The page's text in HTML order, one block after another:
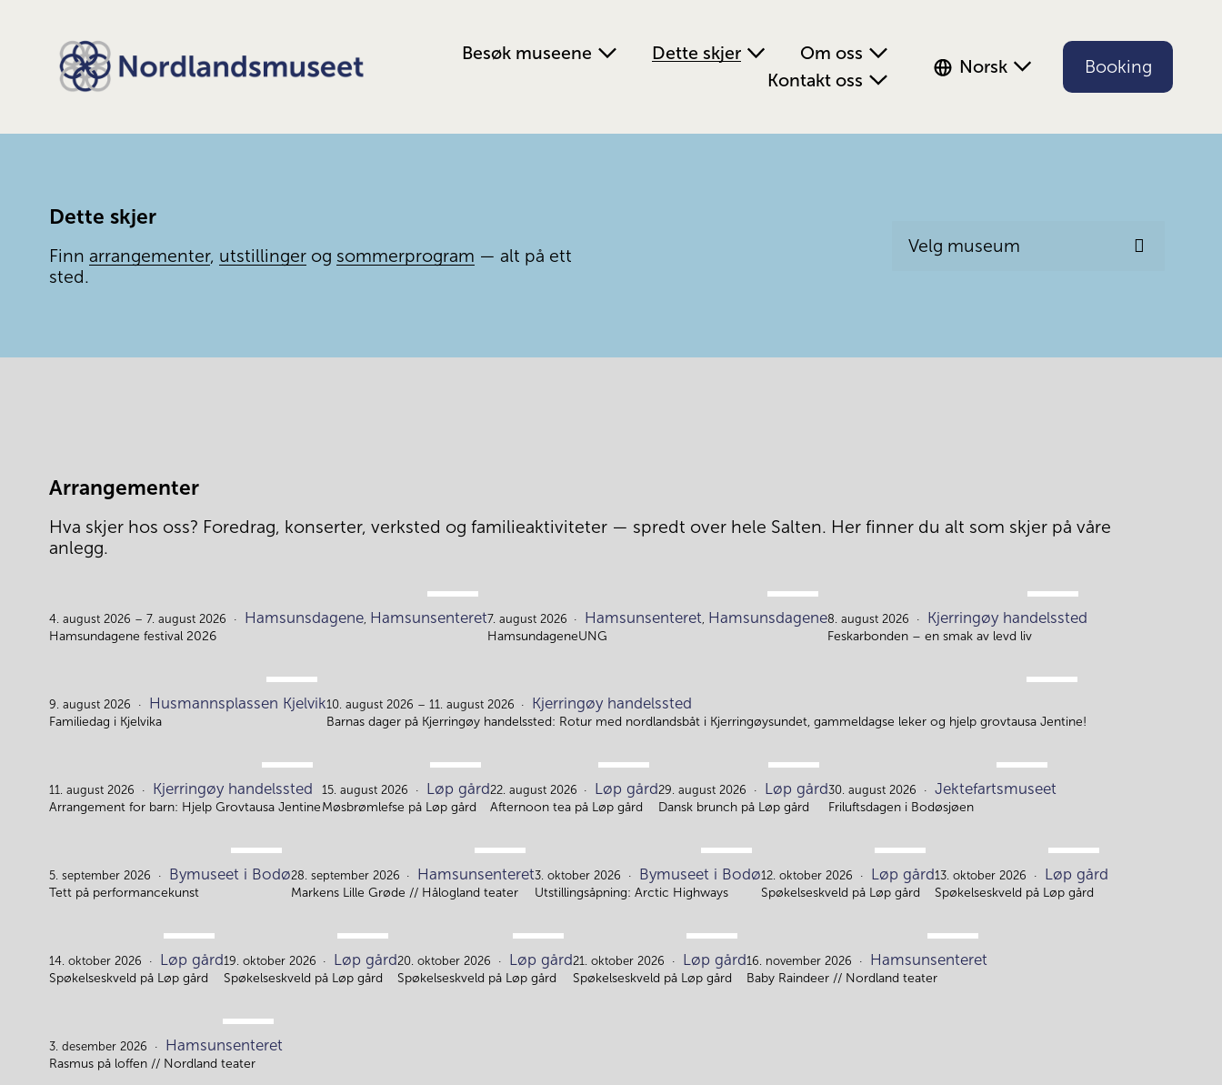
Besøk museene Dette skjer
Om oss
Kontakt oss
Norsk Booking
Dette skjer
Finn arrangementer, utstillinger og sommerprogram — alt på ett
sted.
Velg museum
Arrangementer
Hva skjer hos oss? Foredrag, konserter, verksted og familieaktiviteter — spredt over hele Salten. Her finner du alt som skjer på våre
anlegg.
4.
4. august 2026 – 7. august 2026 Hamsunsdagene, Hamsunsenteret
Hamsundagene festival 2026
7.
7. august 2026 Hamsunsenteret, Hamsunsdagene
HamsundageneUNG
8.
8. august 2026 Kjerringøy handelssted
Feskarbonden – en smak av levd liv
9.
9. august 2026 Husmannsplassen Kjelvik
Familiedag i Kjelvika
10. august 2026 – 11. august 2026 Kjerringøy handelssted
Barnas dager på Kjerringøy handelssted: Rotur med nordlandsbåt i Kjerringøysundet, gammeldagse leker og hjelp grovtausa Jentine!
11.
11. august 2026 Kjerringøy handelssted
Arrangement for barn: Hjelp Grovtausa Jentine
15.
15. august 2026 Løp gård
Møsbrømlefse på Løp gård
22.
22. august 2026 Løp gård
Afternoon tea på Løp gård
29.
29. august 2026 Løp gård
Dansk brunch på Løp gård
30.
30. august 2026 Jektefartsmuseet
Friluftsdagen i Bodøsjøen
5.
5. september 2026 Bymuseet i Bodø
Tett på performancekunst
28.
28. september 2026 Hamsunsenteret
Markens Lille Grøde // Hålogland teater
3.
3. oktober 2026 Bymuseet i Bodø
Utstillingsåpning: Arctic Highways
12.
12. oktober 2026 Løp gård
Spøkelseskveld på Løp gård
13.
13. oktober 2026 Løp gård
Spøkelseskveld på Løp gård
14.
14. oktober 2026 Løp gård
Spøkelseskveld på Løp gård
19.
19. oktober 2026 Løp gård
Spøkelseskveld på Løp gård
20.
20. oktober 2026 Løp gård
Spøkelseskveld på Løp gård
21.
21. oktober 2026 Løp gård
Spøkelseskveld på Løp gård
16.
16. november 2026 Hamsunsenteret
Baby Raindeer // Nordland teater
3.
3. desember 2026 Hamsunsenteret
Rasmus på loffen // Nordland teater